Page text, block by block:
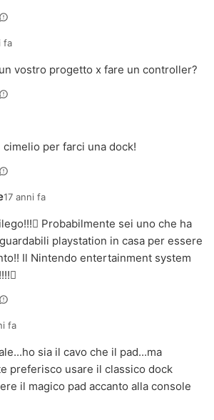
fa
vostro progetto x fare un controller?
per farci una dock!
17 anni fa
Probabilmente sei uno che ha
playstation in casa per essere
Il Nintendo entertainment system
fa
sia il cavo che il pad...ma
preferisco usare il classico dock
il magico pad accanto alla console